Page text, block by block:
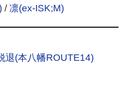
/凛(ex-ISK;M)
退(本八幡ROUTE14)